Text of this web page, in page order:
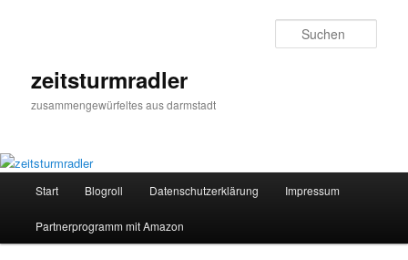
zeitsturmradler
zusammengewürfeltes aus darmstadt
Start Blogroll Datenschutzerklärung Impressum
Partnerprogramm mit Amazon